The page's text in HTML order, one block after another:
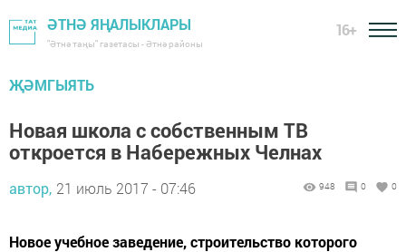
ӘТНӘ ЯҢАЛЫКЛАРЫ
"Әтнә таңы" газетасы - Әтнә районы
16+
ҖӘМГЫЯТЬ
Новая школа с собственным ТВ
откроется в Набережных Челнах
автор, 21 июль 2017 - 07:46 948 0 0
Новое учебное заведение, строительство которого